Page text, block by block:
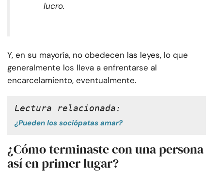
lucro.
Y, en su mayoría, no obedecen las leyes, lo que
generalmente los lleva a enfrentarse al
encarcelamiento, eventualmente.
Lectura relacionada:
¿Pueden los sociópatas amar?
¿Cómo terminaste con una persona
así en primer lugar?